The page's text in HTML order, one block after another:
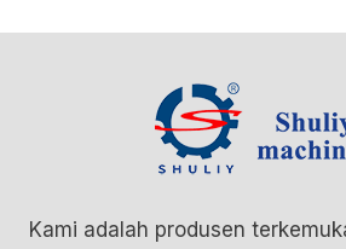
Kami adalah produsen